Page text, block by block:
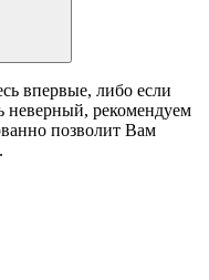
впервые, либо если
неверный, рекомендуем
позволит Вам